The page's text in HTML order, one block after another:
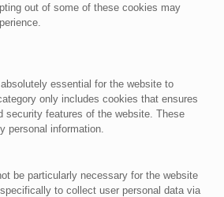
out of some of these cookies may
essential for the website to
only includes cookies that ensures
security features of the website. These
personal information.
be particularly necessary for the website
to collect user personal data via